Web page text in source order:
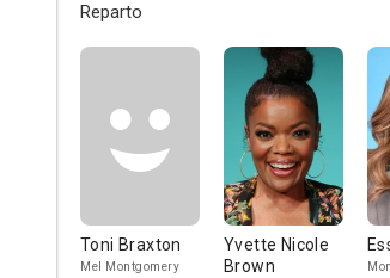
Reparto
Toni Braxton
Mel Montgomery
Yvette Nicole
Brown